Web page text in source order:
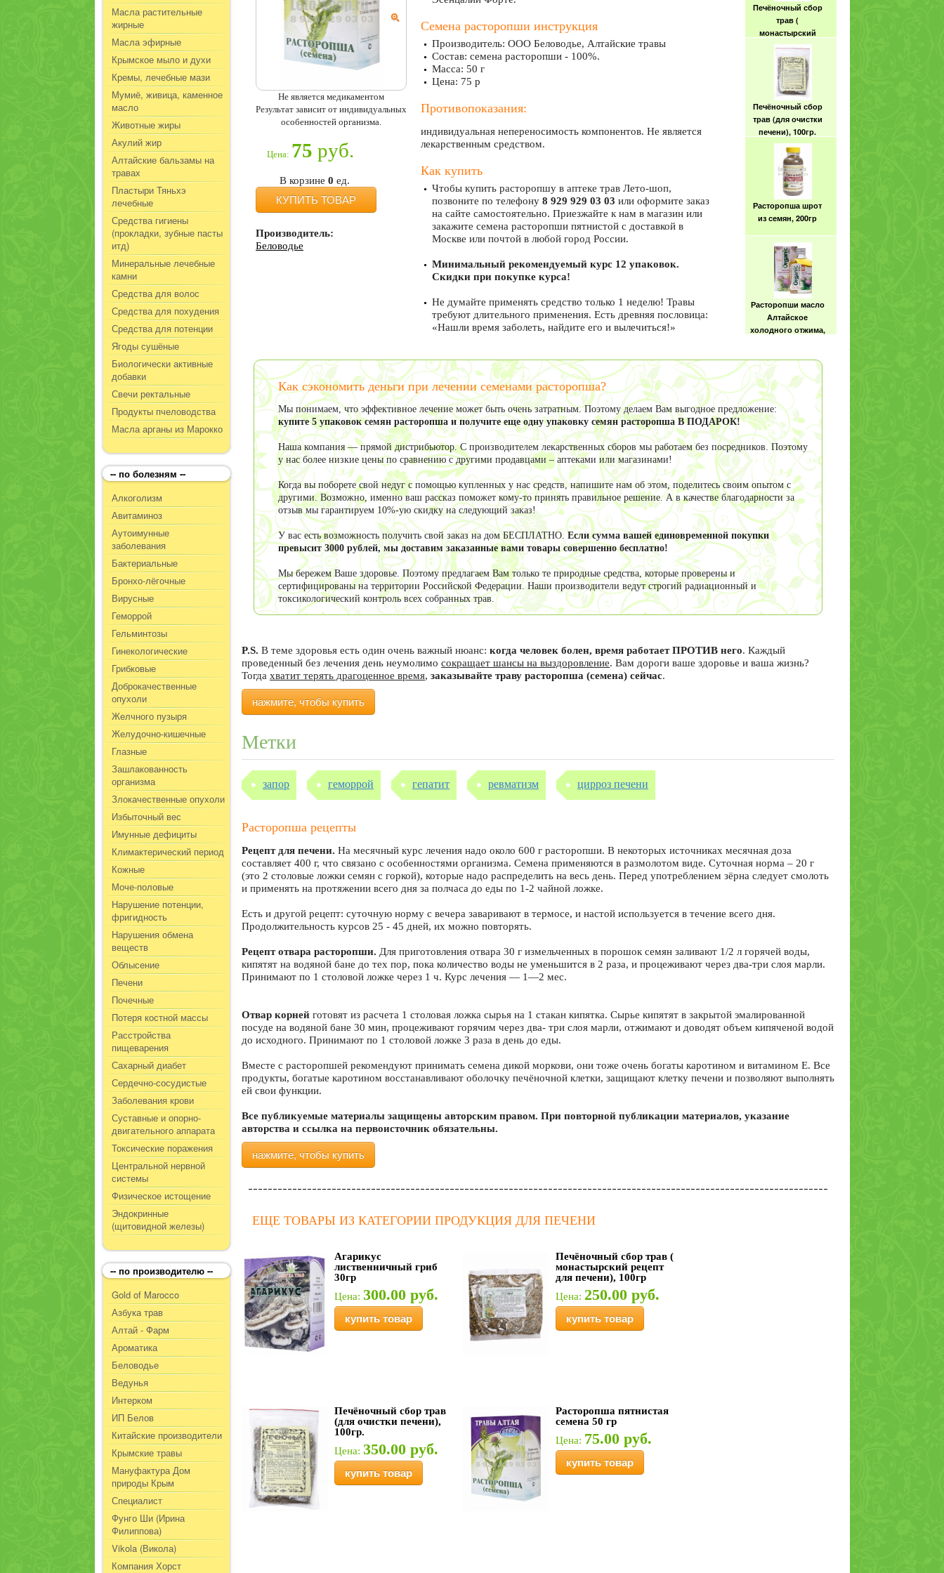
Масла растительные
жирные
Масла эфирные
Крымское мыло и духи
Кремы, лечебные мази
Мумиё, живица, каменное
масло
Животные жиры
Акулий жир
Алтайские бальзамы на
травах
Пластыри Тяньхэ
лечебные
Средства гигиены
(прокладки, зубные пасты
итд)
Минеральные лечебные
камни
Средства для волос
Средства для похудения
Средства для потенции
Ягоды сушёные
Биологически активные
добавки
Свечи ректальные
Продукты пчеловодства
Масла арганы из Марокко
-- по болезням --
Алкоголизм
Авитаминоз
Аутоимунные
заболевания
Бактериальные
Бронхо-лёгочные
Вирусные
Геморрой
Гельминтозы
Гинекологические
Грибковые
Доброкачественные
опухоли
Желчного пузыря
Желудочно-кишечные
Глазные
Зашлакованность
организма
Злокачественные опухоли
Избыточный вес
Имунные дефициты
Климактерический период
Кожные
Моче-половые
Нарушение потенции,
фригидность
Нарушения обмена
веществ
Облысение
Печени
Почечные
Потеря костной массы
Расстройства
пищеварения
Сахарный диабет
Сердечно-сосудистые
Заболевания крови
Суставные и опорно-
двигательного аппарата
Токсические поражения
Центральной нервной
системы
Физическое истощение
Эндокринные
(щитовидной железы)
-- по производителю --
Gold of Marocco
Азбука трав
Алтай - Фарм
Ароматика
Беловодье
Ведунья
Интерком
ИП Белов
Китайские производители
Крымские травы
Мануфактура Дом
природы Крым
Специалист
Фунго Ши (Ирина
Филиппова)
Vikola (Викола)
Компания Хорст
Печёночный сбор
трав (
монастырский
рецепт для печени),
100гр
Печёночный сбор
трав (для очистки
печени), 100гр.
Расторопша шрот
из семян, 200гр
Расторопши масло
Алтайское
холодного отжима,
Расторопши масло,
500 мл
Репешок
обыкновенный
трава, 50 гр
Солянка холмовая
трава 40г
Не является медикаментом
Результат зависит от индивидуальных
особенностей организма.
Цена: 75 руб.
В корзине 0 ед.
КУПИТЬ ТОВАР
Производитель:
Беловодье
Семена расторопши инструкция
Производитель: ООО Беловодье, Алтайские травы
Состав: семена расторопши - 100%.
Масса: 50 г
Цена: 75 р
Противопоказания:
индивидуальная непереносимость компонентов. Не является
лекарственным средством.
Как купить
Чтобы купить расторопшу в аптеке трав Лето-шоп,
позвоните по телефону 8 929 929 03 03 или оформите заказ
на сайте самостоятельно. Приезжайте к нам в магазин или
закажите семена расторопши пятнистой с доставкой в
Москве или почтой в любой город России.
Минимальный рекомендуемый курс 12 упаковок.
Скидки при покупке курса!
Не думайте применять средство только 1 неделю! Травы
требуют длительного применения. Есть древняя пословица:
«Нашли время заболеть, найдите его и вылечиться!»
Как сэкономить деньги при лечении семенами расторопша?
Мы понимаем, что эффективное лечение может быть очень затратным. Поэтому делаем Вам выгодное предложение:
купите 5 упаковок семян расторопша и получите еще одну упаковку семян расторопша В ПОДАРОК!
Наша компания — прямой дистрибьютор. С производителем лекарственных сборов мы работаем без посредников. Поэтому
у нас более низкие цены по сравнению с другими продавцами – аптеками или магазинами!
Когда вы поборете свой недуг с помощью купленных у нас средств, напишите нам об этом, поделитесь своим опытом с
другими. Возможно, именно ваш рассказ поможет кому-то принять правильное решение. А в качестве благодарности за
отзыв мы гарантируем 10%-ую скидку на следующий заказ!
У вас есть возможность получить свой заказ на дом БЕСПЛАТНО. Если сумма вашей единовременной покупки
превысит 3000 рублей, мы доставим заказанные вами товары совершенно бесплатно!
Мы бережем Ваше здоровье. Поэтому предлагаем Вам только те природные средства, которые проверены и
сертифицированы на территории Российской Федерации. Наши производители ведут строгий радиационный и
токсикологический контроль всех собранных трав.
P.S. В теме здоровья есть один очень важный нюанс: когда человек болен, время работает ПРОТИВ него. Каждый
проведенный без лечения день неумолимо сокращает шансы на выздоровление. Вам дороги ваше здоровье и ваша жизнь?
Тогда хватит терять драгоценное время, заказывайте траву расторопша (семена) сейчас.
нажмите, чтобы купить
Метки
запор геморрой гепатит ревматизм цирроз печени
Расторопша рецепты
Рецепт для печени. На месячный курс лечения надо около 600 г расторопши. В некоторых источниках месячная доза
составляет 400 г, что связано с особенностями организма. Семена применяются в размолотом виде. Суточная норма – 20 г
(это 2 столовые ложки семян с горкой), которые надо распределить на весь день. Перед употреблением зёрна следует смолоть
и применять на протяжении всего дня за полчаса до еды по 1-2 чайной ложке.
Есть и другой рецепт: суточную норму с вечера заваривают в термосе, и настой используется в течение всего дня.
Продолжительность курсов 25 - 45 дней, их можно повторять.
Рецепт отвара расторопши. Для приготовления отвара 30 г измельченных в порошок семян заливают 1/2 л горячей воды,
кипятят на водяной бане до тех пор, пока количество воды не уменьшится в 2 раза, и процеживают через два-три слоя марли.
Принимают по 1 столовой ложке через 1 ч. Курс лечения — 1—2 мес.
Отвар корней готовят из расчета 1 столовая ложка сырья на 1 стакан кипятка. Сырье кипятят в закрытой эмалированной
посуде на водяной бане 30 мин, процеживают горячим через два- три слоя марли, отжимают и доводят объем кипяченой водой
до исходного. Принимают по 1 столовой ложке 3 раза в день до еды.
Вместе с расторопшей рекомендуют принимать семена дикой моркови, они тоже очень богаты каротином и витамином E. Все
продукты, богатые каротином восстанавливают оболочку печёночной клетки, защищают клетку печени и позволяют выполнять
ей свои функции.
Все публикуемые материалы защищены авторским правом. При повторной публикации материалов, указание
авторства и ссылка на первоисточник обязательны.
нажмите, чтобы купить
ЕЩЕ ТОВАРЫ ИЗ КАТЕГОРИИ ПРОДУКЦИЯ ДЛЯ ПЕЧЕНИ
Агарикус
лиственничный гриб
30гр
Цена: 300.00 руб.
купить товар
Печёночный сбор трав (
монастырский рецепт
для печени), 100гр
Цена: 250.00 руб.
купить товар
Печёночный сбор трав
(для очистки печени),
100гр.
Цена: 350.00 руб.
купить товар
Расторопша пятнистая
семена 50 гр
Цена: 75.00 руб.
купить товар